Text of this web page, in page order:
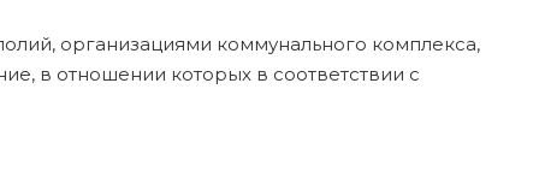
организациями коммунального комплекса,
в отношении которых в соответствии с